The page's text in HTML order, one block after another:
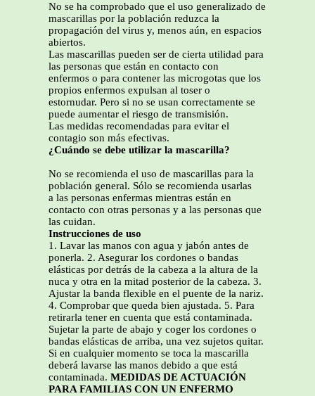
No se ha comprobado que el uso generalizado de
mascarillas por la población reduzca la
propagación del virus y, menos aún, en espacios
abiertos.
Las mascarillas pueden ser de cierta utilidad para
las personas que están en contacto con
enfermos o para contener las microgotas que los
propios enfermos expulsan al toser o
estornudar. Pero si no se usan correctamente se
puede aumentar el riesgo de transmisión.
Las medidas recomendadas para evitar el
contagio son más efectivas.
¿Cuándo se debe utilizar la mascarilla?
No se recomienda el uso de mascarillas para la
población general. Sólo se recomienda usarlas
a las personas enfermas mientras están en
contacto con otras personas y a las personas que
las cuidan.
Instrucciones de uso
1. Lavar las manos con agua y jabón antes de
ponerla. 2. Asegurar los cordones o bandas
elásticas por detrás de la cabeza a la altura de la
nuca y otra en la mitad posterior de la cabeza. 3.
Ajustar la banda flexible en el puente de la nariz.
4. Comprobar que queda bien ajustada. 5. Para
retirarla tener en cuenta que está contaminada.
Sujetar la parte de abajo y coger los cordones o
bandas elásticas de arriba, una vez sujetos quitar.
Si en cualquier momento se toca la mascarilla
deberá lavarse las manos debido a que está
contaminada. MEDIDAS DE ACTUACIÓN
PARA FAMILIAS CON UN ENFERMO